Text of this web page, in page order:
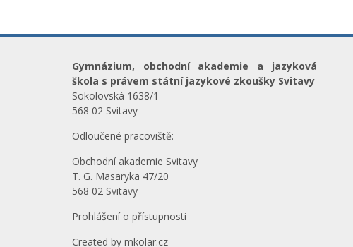
Gymnázium, obchodní akademie a jazyková
škola s právem státní jazykové zkoušky Svitavy
Sokolovská 1638/1
568 02 Svitavy
Odloučené pracoviště:
Obchodní akademie Svitavy
T. G. Masaryka 47/20
568 02 Svitavy
Prohlášení o přístupnosti
Created by mkolar.cz